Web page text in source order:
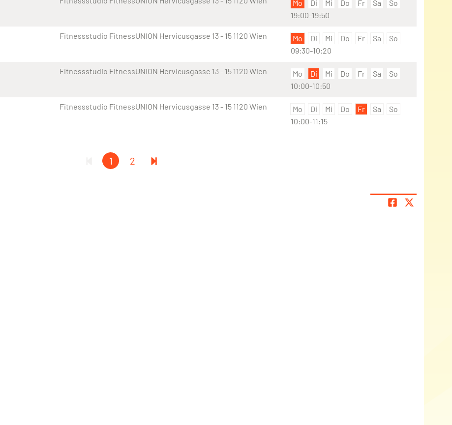
Mo Di Mi Do Fr Sa
So
19:00-19:50
Fitnessstudio FitnessUNION Hervicusgasse 13 - 15 1120 Wien Mo Di Mi Do Fr Sa
So
09:30-10:20
Fitnessstudio FitnessUNION Hervicusgasse 13 - 15 1120 Wien Mo Di Mi Do Fr Sa
So
10:00-10:50
Fitnessstudio FitnessUNION Hervicusgasse 13 - 15 1120 Wien Mo Di Mi Do Fr Sa
So
10:00-11:15
1 2